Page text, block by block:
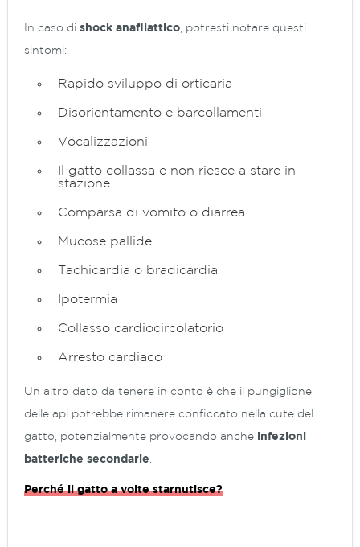
In caso di shock anafilattico , potresti notare questi
sintomi:
Rapido sviluppo di orticaria
Disorientamento e barcollamenti
Vocalizzazioni
Il gatto collassa e non riesce a stare in
stazione
Comparsa di vomito o diarrea
Mucose pallide
Tachicardia o bradicardia
Ipotermia
Collasso cardiocircolatorio
Arresto cardiaco
Un altro dato da tenere in conto è che il pungiglione
delle api potrebbe rimanere conficcato nella cute del
gatto, potenzialmente provocando anche infezioni
batteriche secondarie
Perché il gatto a volte starnutisce?